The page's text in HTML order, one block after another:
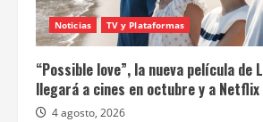
Noticias TV y Plataformas
“Possible love”, la nueva película de
llegará a cines en octubre y a Netflix
4 agosto, 2026